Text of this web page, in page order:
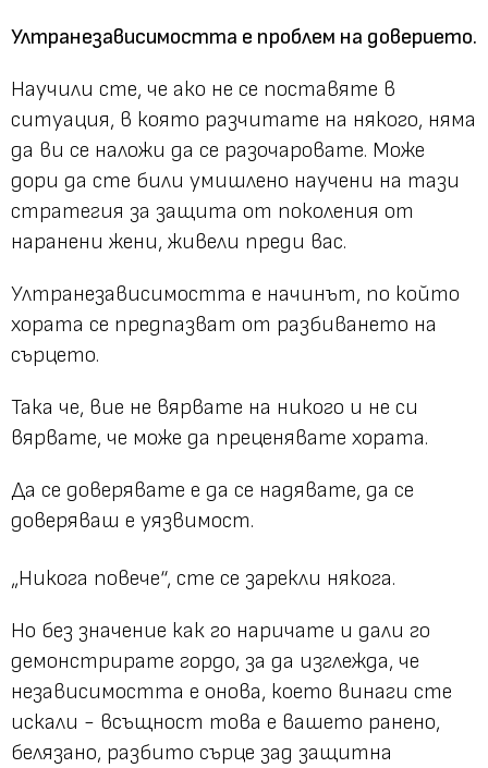
Ултранезависимостта е проблем на доверието.
Научили сте, че ако не се поставяте в
ситуация, в която разчитате на някого, няма
да ви се наложи да се разочаровате. Може
дори да сте били умишлено научени на тази
стратегия за защита от поколения от
наранени жени, живели преди вас.
Ултранезависимостта е начинът, по който
хората се предпазват от разбиването на
сърцето.
Така че, вие не вярвате на никого и не си
вярвате, че може да преценявате хората.
Да се доверявате е да се надявате, да се
доверяваш е уязвимост.
„Никога повече“, сте се зарекли някога.
Но без значение как го наричате и дали го
демонстрирате гордо, за да изглежда, че
независимостта е онова, което винаги сте
искали - всъщност това е вашето ранено,
белязано, разбито сърце зад защитна